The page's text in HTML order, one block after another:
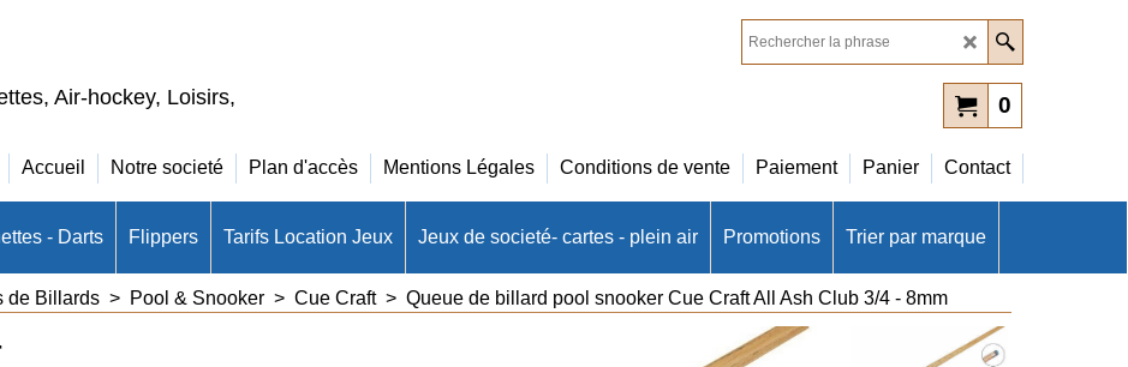
Air-hockey, Loisirs,
0
Accueil Notre societé Plan d'accès Mentions Légales Conditions de vente Paiement Panier Contact
- Darts Flippers Tarifs Location Jeux Jeux de societé- cartes - plein air Promotions Trier par marque
de Billards > Pool & Snooker > Cue Craft> Queue de billard pool snooker Cue Craft All Ash Club 3/4 - 8mm